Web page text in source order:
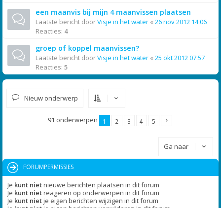
een maanvis bij mijn 4 maanvissen plaatsen
Laatste bericht doorVisje in het water « 26 nov 2012 14:06
Reacties: 4
groep of koppel maanvissen?
Laatste bericht doorVisje in het water « 25 okt 2012 07:57
Reacties: 5
Nieuw onderwerp
91 onderwerpen 1 2 3 4 5
Ga naar
FORUMPERMISSIES
Je kunt nietnieuwe berichten plaatsen in dit forum
Je kunt nietreageren op onderwerpen in dit forum
Je kunt nietje eigen berichten wijzigen in dit forum